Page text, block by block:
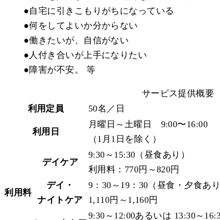
●自宅に引きこもりがちになっている
●何をしてよいか分からない
●働きたいが、自信がない
●人付き合いが上手になりたい
●障害が不安。 等
サービス提供概要
利用定員
50名／日
利用日
月曜日～土曜日 9:00〜16:00
（1月1日を除く）
利用料
デイケア
9:30～15:30（昼食あり）
利用料：770円～820円
デイ・
ナイトケア
9：30～19：30（昼食・夕食あり
1,110円～1,160円
9:30～12:00あるいは 13:30～